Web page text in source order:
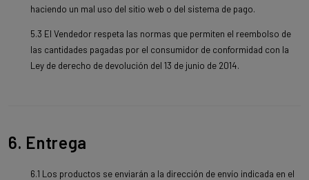
haciendo un mal uso del sitio web o del sistema de pago.
5.3 El Vendedor respeta las normas que permiten el reembolso de
las cantidades pagadas por el consumidor de conformidad con la
Ley de derecho de devolución del 13 de junio de 2014.
6. Entrega
6.1 Los productos se enviarán a la dirección de envío indicada en el